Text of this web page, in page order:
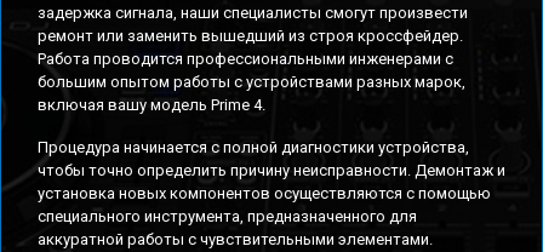
задержка сигнала, наши специалисты смогут произвести
ремонт или заменить вышедший из строя кроссфейдер.
Работа проводится профессиональными инженерами с
большим опытом работы с устройствами разных марок,
включая вашу модель Prime 4.
Процедура начинается с полной диагностики устройства,
чтобы точно определить причину неисправности. Демонтаж и
установка новых компонентов осуществляются с помощью
специального инструмента, предназначенного для
аккуратной работы с чувствительными элементами.